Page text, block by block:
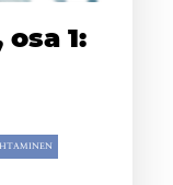
1: